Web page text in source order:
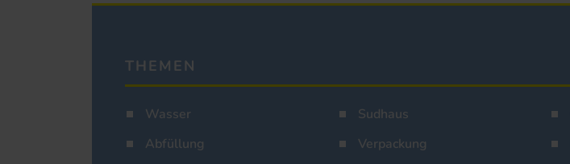
THEMEN
Wasser Sudhaus
Abfüllung
Verpackung